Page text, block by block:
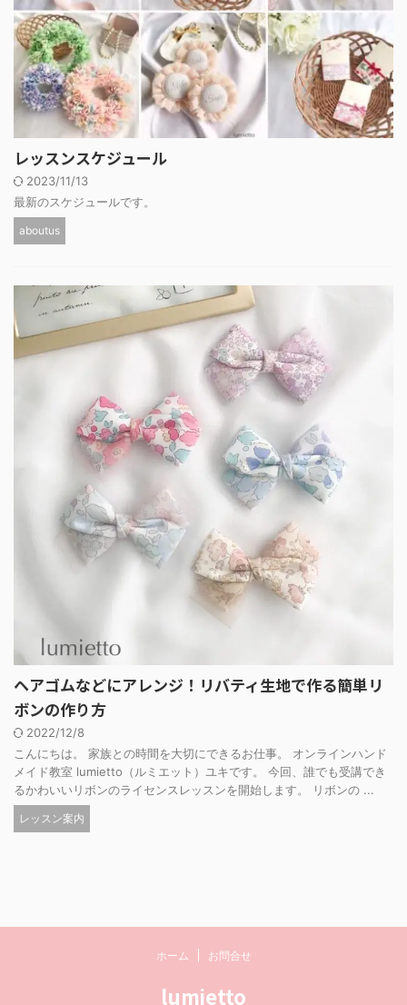
レッスンスケジュール
2023/11/13
最新のスケジュールです。
aboutus
ヘアゴムなどにアレンジ！リバティ生地で作る簡単リ
ボンの作り方
2022/12/8
こんにちは。 家族との時間を大切にできるお仕事。 オンラインハンド
メイド教室 lumietto（ルミエット）ユキです。 今回、誰でも受講でき
るかわいいリボンのライセンスレッスンを開始します。 リボンの ...
レッスン案内
ホーム お問合せ
lumietto